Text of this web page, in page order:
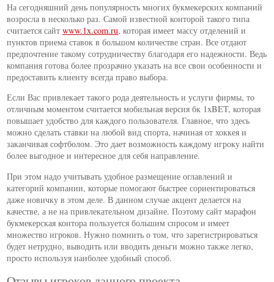
На сегодняшний день популярность многих букмекерских компаний
возросла в несколько раз. Самой известной конторой такого типа
считается сайтwww.1x.com.ru, которая имеет массу отделений и
пунктов приема ставок в большом количестве стран. Все отдают
предпочтение такому сотрудничеству благодаря его надежности. Ведь
компания готова более прозрачно указать на все свои особенности и
предоставить клиенту всегда право выбора.
Если Вас привлекает такого рода деятельность и услуги фирмы, то
отличным моментом считается мобильная версия бк 1xBET, которая
повышает удобство для каждого пользователя. Главное, что здесь
можно сделать ставки на любой вид спорта, начиная от хоккея и
заканчивая софтболом. Это дает возможность каждому игроку найти
более выгодное и интересное для себя направление.
При этом надо учитывать удобное размещение оглавлений и
категорий компании, которые помогают быстрее сориентироваться
даже новичку в этом деле. В данном случае акцент делается на
качестве, а не на привлекательном дизайне. Поэтому сайт марафон
букмекерская контора пользуется большим спросом и имеет
множество игроков. Нужно помнить о том, что зарегистрироваться
будет нетрудно, выводить или вводить деньги можно также легко,
просто используя наиболее удобный способ.